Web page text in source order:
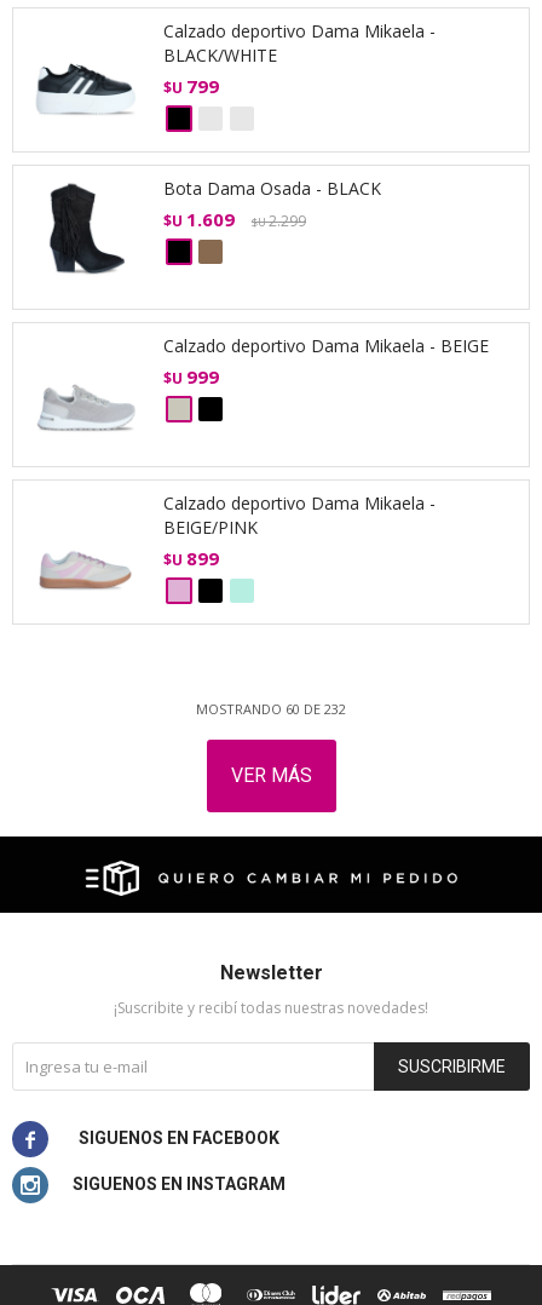
Calzado deportivo Dama Mikaela -
BLACK/WHITE
$U 799
Bota Dama Osada - BLACK
$U 1.609 $U2.299
Calzado deportivo Dama Mikaela - BEIGE
$U 999
Calzado deportivo Dama Mikaela -
BEIGE/PINK
$U 899
MOSTRANDO 60 DE 232
VER MÁS
Newsletter
¡Suscribite y recibí todas nuestras novedades!
SUSCRIBIRME

